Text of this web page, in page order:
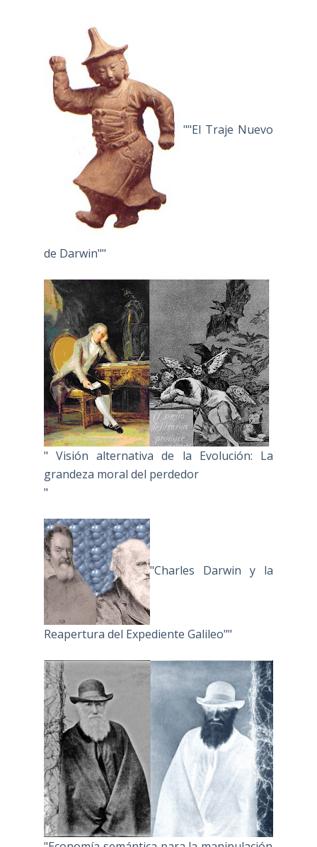
""El Traje Nuevo
de Darwin""
" Visión alternativa de la Evolución: La
grandeza moral del perdedor
"
"Charles Darwin y la
Reapertura del Expediente Galileo""